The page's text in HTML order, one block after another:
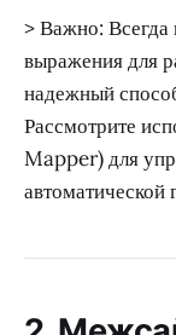
> Важно: Всегда
выражения для
надежный
Рассмотрите
Mapper) для
автоматической